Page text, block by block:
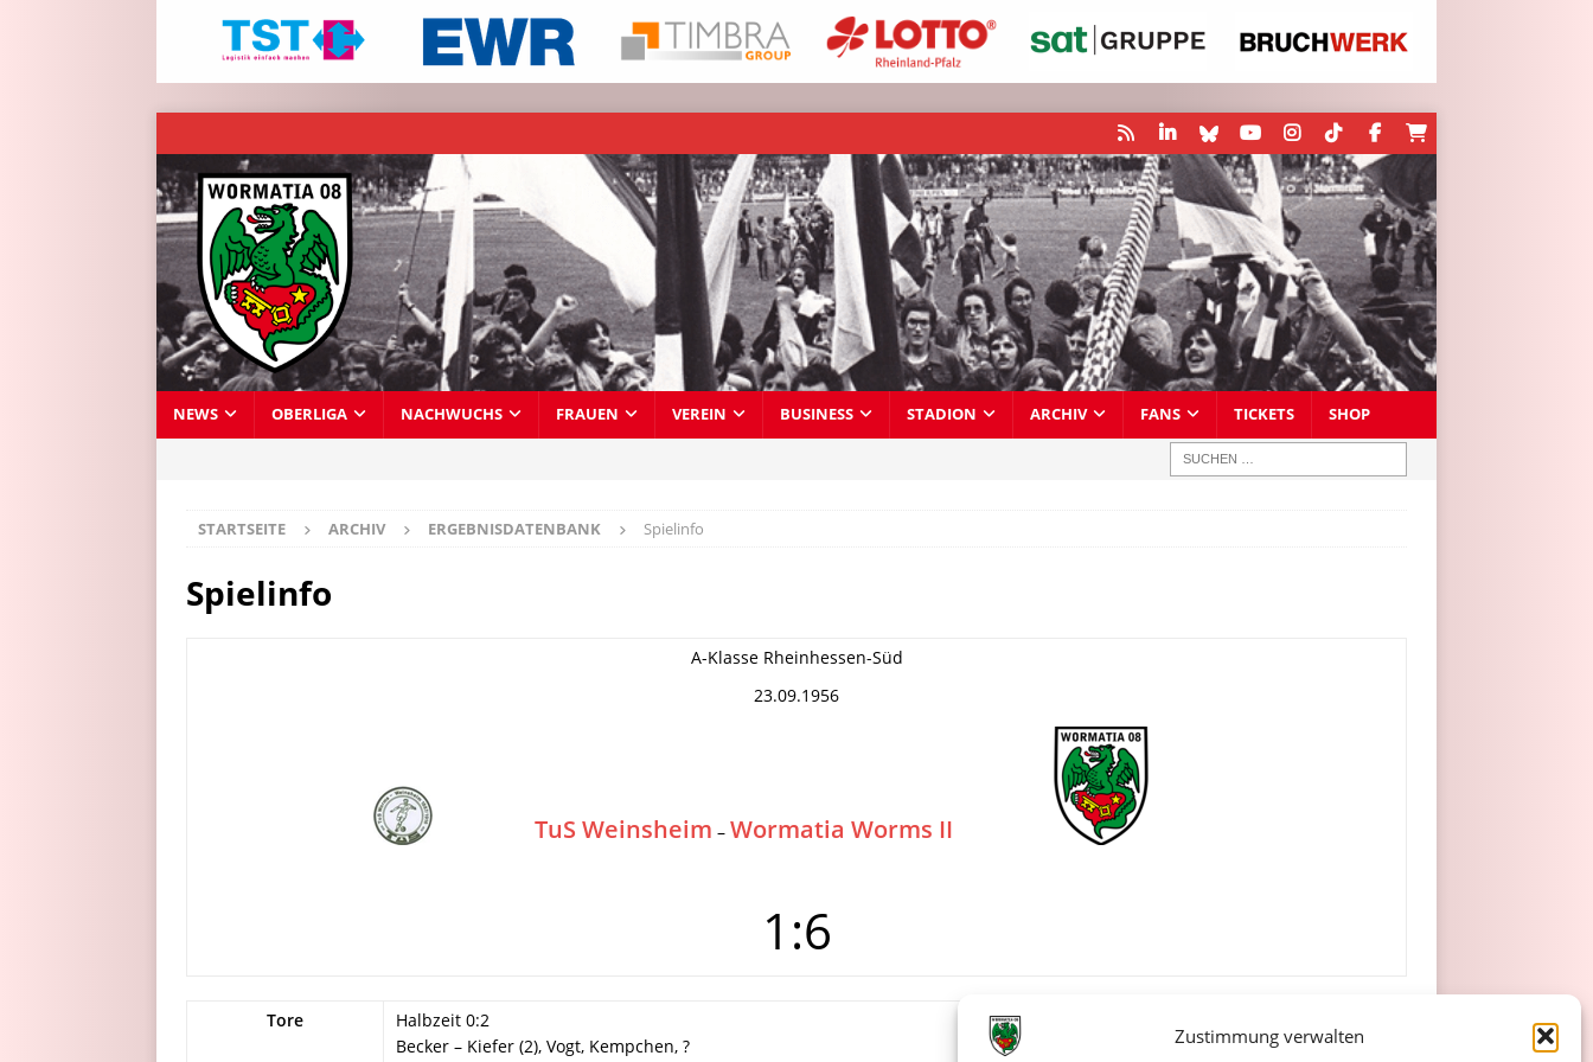
Zustimmung verwalten
NEWS OBERLIGA NACHWUCHS FRAUEN VEREIN BUSINESS STADION ARCHIV FANS TICKETS SHOP
STARTSEITE ARCHIV ERGEBNISDATENBANK Spielinfo
Spielinfo
A-Klasse Rheinhessen-Süd
23.09.1956
TuS Weinsheim – Wormatia Worms II
1:6
Tore
Halbzeit 0:2
Becker – Kiefer (2), Vogt, Kempchen, ?